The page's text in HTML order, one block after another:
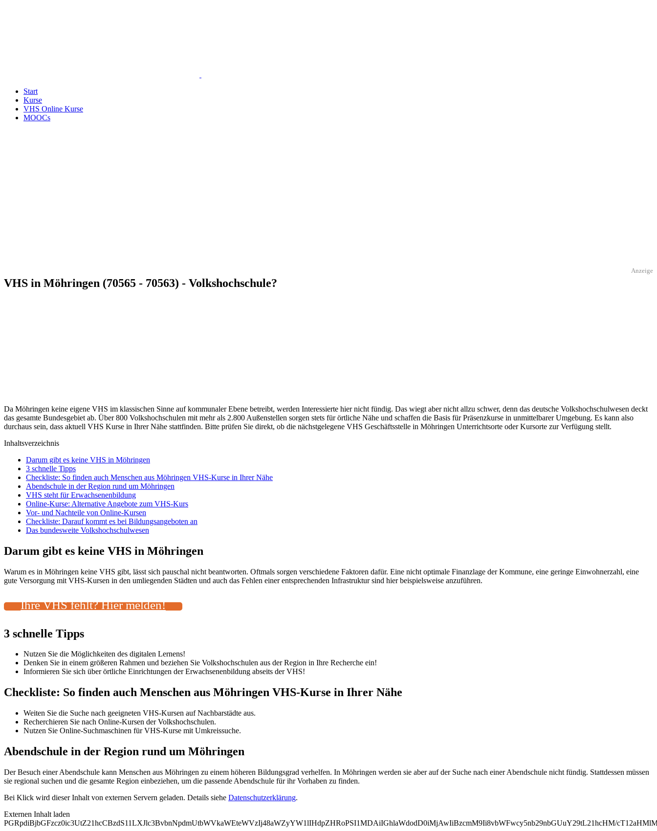
Start
Kurse
VHS Online Kurse
MOOCs
Anzeige
VHS in Möhringen (70565 - 70563) - Volkshochschule?
Da Möhringen keine eigene VHS im klassischen Sinne auf kommunaler Ebene betreibt, werden Interessierte hier nicht fündig. Das wiegt aber nicht allzu schwer, denn das deutsche Volkshochschulwesen deckt
das gesamte Bundesgebiet ab. Über 800 Volkshochschulen mit mehr als 2.800 Außenstellen sorgen stets für örtliche Nähe und schaffen die Basis für Präsenzkurse in unmittelbarer Umgebung. Es kann also
durchaus sein, dass aktuell VHS Kurse in Ihrer Nähe stattfinden. Bitte prüfen Sie direkt, ob die nächstgelegene VHS Geschäftsstelle in Möhringen Unterrichtsorte oder Kursorte zur Verfügung stellt.
Inhaltsverzeichnis
Darum gibt es keine VHS in Möhringen
3 schnelle Tipps
Checkliste: So finden auch Menschen aus Möhringen VHS-Kurse in Ihrer Nähe
Abendschule in der Region rund um Möhringen
VHS steht für Erwachsenenbildung
Online-Kurse: Alternative Angebote zum VHS-Kurs
Vor- und Nachteile von Online-Kursen
Checkliste: Darauf kommt es bei Bildungsangeboten an
Das bundesweite Volkshochschulwesen
Darum gibt es keine VHS in Möhringen
Warum es in Möhringen keine VHS gibt, lässt sich pauschal nicht beantworten. Oftmals sorgen verschiedene Faktoren dafür. Eine nicht optimale Finanzlage der Kommune, eine geringe Einwohnerzahl, eine
gute Versorgung mit VHS-Kursen in den umliegenden Städten und auch das Fehlen einer entsprechenden Infrastruktur sind hier beispielsweise anzuführen.
Ihre VHS fehlt? Hier melden!
3 schnelle Tipps
Nutzen Sie die Möglichkeiten des digitalen Lernens!
Denken Sie in einem größeren Rahmen und beziehen Sie Volkshochschulen aus der Region in Ihre Recherche ein!
Informieren Sie sich über örtliche Einrichtungen der Erwachsenenbildung abseits der VHS!
Checkliste: So finden auch Menschen aus Möhringen VHS-Kurse in Ihrer Nähe
Weiten Sie die Suche nach geeigneten VHS-Kursen auf Nachbarstädte aus.
Recherchieren Sie nach Online-Kursen der Volkshochschulen.
Nutzen Sie Online-Suchmaschinen für VHS-Kurse mit Umkreissuche.
Abendschule in der Region rund um Möhringen
Der Besuch einer Abendschule kann Menschen aus Möhringen zu einem höheren Bildungsgrad verhelfen. In Möhringen werden sie aber auf der Suche nach einer Abendschule nicht fündig. Stattdessen müssen
sie regional suchen und die gesamte Region einbeziehen, um die passende Abendschule für ihr Vorhaben zu finden.
Bei Klick wird dieser Inhalt von externen Servern geladen. Details siehe Datenschutzerklärung.
Externen Inhalt laden
PGRpdiBjbGFzcz0ic3UtZ21hcCBzdS11LXJlc3BvbnNpdmUtbWVkaWEteWVzIj48aWZyYW1lIHdpZHRoPSI1MDAiIGhlaWdodD0iMjAwIiBzcmM9Ii8vbWFwcy5nb29nbGUuY29tL21hcHM/